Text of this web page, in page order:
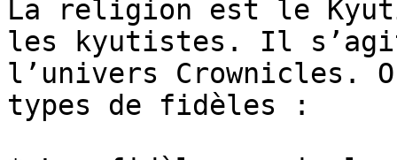
La religion est le
les kyutistes. Il
l’univers Crownicles.
types de fidèles :